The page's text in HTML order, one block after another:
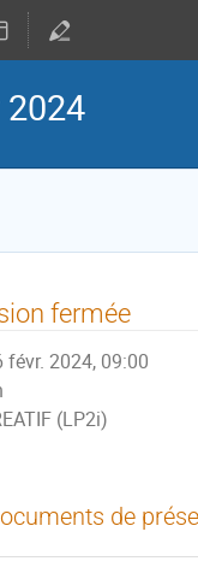
2024
fermée
févr. 2024, 09:00
(LP2i)
de